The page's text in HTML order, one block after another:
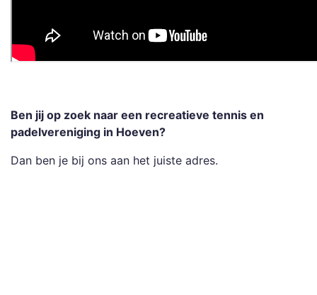
Ben jij op zoek naar een recreatieve tennis en
padelvereniging in Hoeven?
Dan ben je bij ons aan het juiste adres.